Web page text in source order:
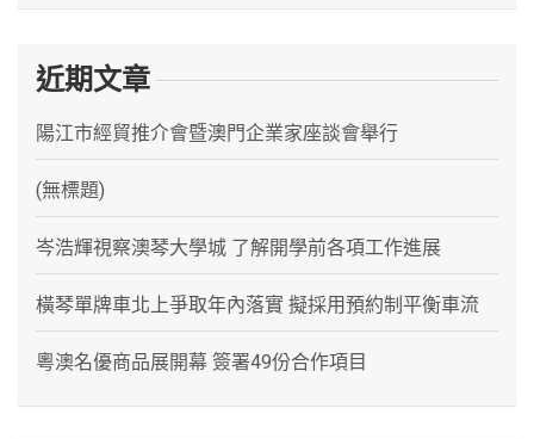
近期文章
陽江市經貿推介會暨澳門企業家座談會舉行
(無標題)
岑浩輝視察澳琴大學城 了解開學前各項工作進展
橫琴單牌車北上爭取年內落實 擬採用預約制平衡車流
粵澳名優商品展開幕 簽署49份合作項目